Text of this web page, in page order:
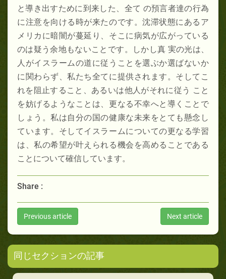
と導き出すために到来した、全て の預言者達の行為
に注意を向ける時が来たのです。沈滞状態にあるア
メリカに暗闇が蔓延り、そこに病気が広がっている
のは疑う余地もないことです。しかし真 実の光は、
人がイスラームの道に従うことを選ぶか選ばないか
に関わらず、私たち全てに提供されます。そしてこ
れを阻止すること、あるいは他人がそれに従う こと
を妨げるようなことは、更なる不幸へと導くことで
しょう。私は自分の国の健康な未来をとても懸念し
ています。そしてイスラームについての更なる学習
は、私の希望が叶えられる機会を高めることである
ことについて確信しています。
Share :
Previous article Next article
同じセクションの記事